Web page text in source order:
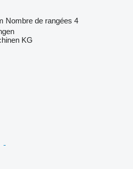
Nombre de rangées 4
KG